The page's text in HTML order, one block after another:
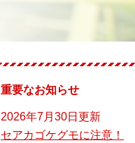
重要なお知らせ
2026年7月30日更新
セアカゴケグモに注意！